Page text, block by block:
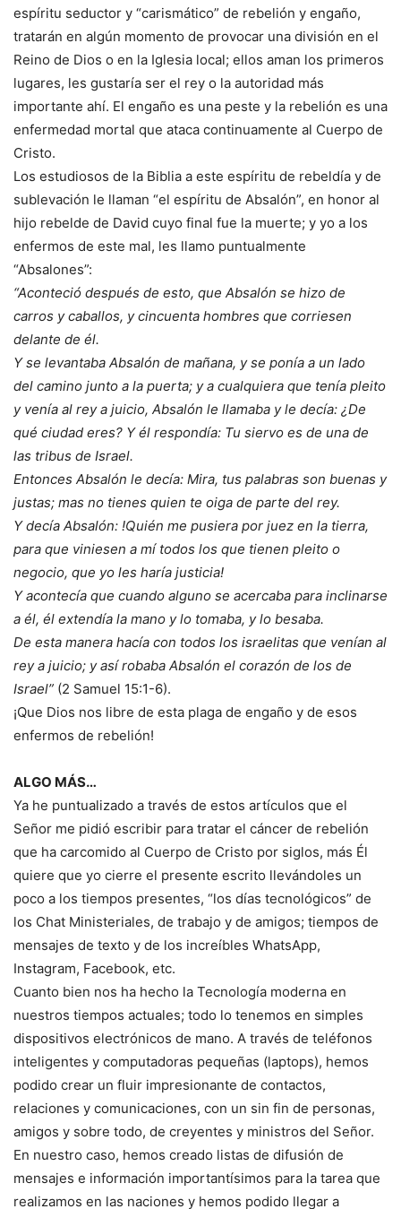
espíritu seductor y “carismático” de rebelión y engaño,
tratarán en algún momento de provocar una división en el
Reino de Dios o en la Iglesia local; ellos aman los primeros
lugares, les gustaría ser el rey o la autoridad más
importante ahí. El engaño es una peste y la rebelión es una
enfermedad mortal que ataca continuamente al Cuerpo de
Cristo.
Los estudiosos de la Biblia a este espíritu de rebeldía y de
sublevación le llaman “el espíritu de Absalón”, en honor al
hijo rebelde de David cuyo final fue la muerte; y yo a los
enfermos de este mal, les llamo puntualmente
“Absalones”:
“Aconteció después de esto, que Absalón se hizo de
carros y caballos, y cincuenta hombres que corriesen
delante de él.
Y se levantaba Absalón de mañana, y se ponía a un lado
del camino junto a la puerta; y a cualquiera que tenía pleito
y venía al rey a juicio, Absalón le llamaba y le decía: ¿De
qué ciudad eres? Y él respondía: Tu siervo es de una de
las tribus de Israel.
Entonces Absalón le decía: Mira, tus palabras son buenas y
justas; mas no tienes quien te oiga de parte del rey.
Y decía Absalón: !Quién me pusiera por juez en la tierra,
para que viniesen a mí todos los que tienen pleito o
negocio, que yo les haría justicia!
Y acontecía que cuando alguno se acercaba para inclinarse
a él, él extendía la mano y lo tomaba, y lo besaba.
De esta manera hacía con todos los israelitas que venían al
rey a juicio; y así robaba Absalón el corazón de los de
Israel” (2 Samuel 15:1-6).
¡Que Dios nos libre de esta plaga de engaño y de esos
enfermos de rebelión!
ALGO MÁS…
Ya he puntualizado a través de estos artículos que el
Señor me pidió escribir para tratar el cáncer de rebelión
que ha carcomido al Cuerpo de Cristo por siglos, más Él
quiere que yo cierre el presente escrito llevándoles un
poco a los tiempos presentes, “los días tecnológicos” de
los Chat Ministeriales, de trabajo y de amigos; tiempos de
mensajes de texto y de los increíbles WhatsApp,
Instagram, Facebook, etc.
Cuanto bien nos ha hecho la Tecnología moderna en
nuestros tiempos actuales; todo lo tenemos en simples
dispositivos electrónicos de mano. A través de teléfonos
inteligentes y computadoras pequeñas (laptops), hemos
podido crear un fluir impresionante de contactos,
relaciones y comunicaciones, con un sin fin de personas,
amigos y sobre todo, de creyentes y ministros del Señor.
En nuestro caso, hemos creado listas de difusión de
mensajes e información importantísimos para la tarea que
realizamos en las naciones y hemos podido llegar a